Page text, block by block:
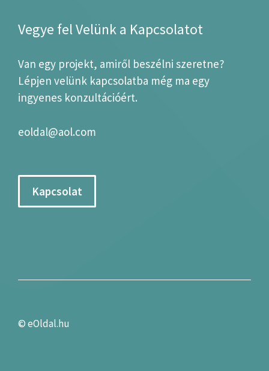
Vegye fel Velünk a Kapcsolatot
Van egy projekt, amiről beszélni szeretne?
Lépjen velünk kapcsolatba még ma egy
ingyenes konzultációért.
eoldal@aol.com
Kapcsolat
©eOldal.hu